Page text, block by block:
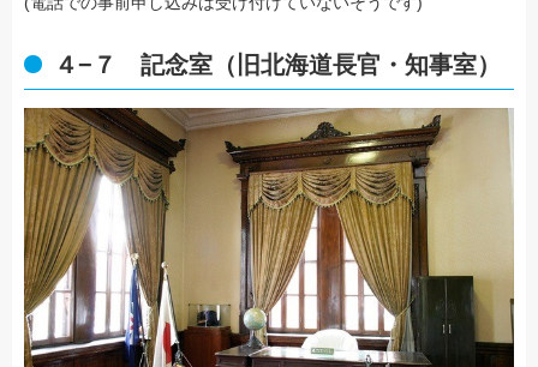
４−７ 記念室（旧北海道長官・知事室）